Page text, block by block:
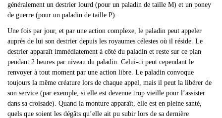
généralement un destrier lourd (pour un paladin de taille M) et un poney
de guerre (pour un paladin de taille P).
Une fois par jour, et par une action complexe, le paladin peut appeler
auprès de lui son destrier depuis les royaumes célestes où il réside. Le
destrier apparaît immédiatement à côté du paladin et reste sur ce plan
pendant 2 heures par niveau du paladin. Celui-ci peut cependant le
renvoyer à tout moment par une action libre. Le paladin convoque
toujours la même créature lors de chaque appel, mais il peut la libérer de
son service (par exemple, si elle est devenue trop vieille pour l’assister
dans sa croisade). Quand la monture apparaît, elle est en pleine santé,
quels que soient les dégâts qu’elle ait pu subir lors de sa dernière